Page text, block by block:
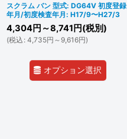
スクラム バン 型式: DG64V 初度登録
年月/初度検査年月: H17/9〜H27/3
4,304円 ～8,741 円(税別)
(税込 : 4,735円 ～9,616円)
オプション選択